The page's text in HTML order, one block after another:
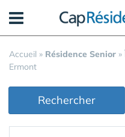
Accueil » Résidence Senior »
Ermont
Rechercher